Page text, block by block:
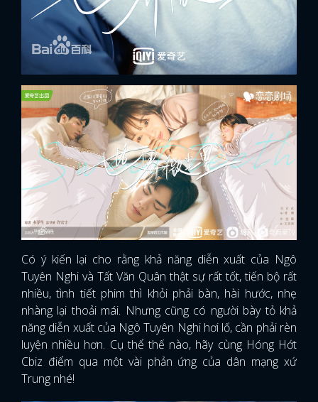
Có ý kiến lại cho rằng khả năng diễn xuất của Ngô
Tuyên Nghi và Tất Văn Quân thật sự rất tốt, tiến bộ rất
nhiều, tình tiết phim thì khỏi phải bàn, hài hước, nhẹ
nhàng lại thoải mái. Nhưng cũng có người bày tỏ khả
năng diễn xuất của Ngô Tuyên Nghi hơi lố, cần phải rèn
luyện nhiều hơn. Cụ thể thế nào, hãy cùng Hóng Hớt
Cbiz điểm qua một vài phản ứng của dân mạng xứ
Trung nhé!